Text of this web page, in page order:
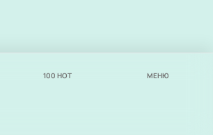
100 НОТ МЕНЮ